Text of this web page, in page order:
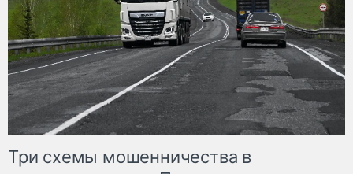
Три схемы мошенничества в